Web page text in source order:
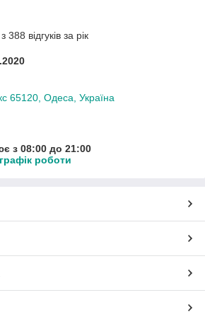
відгуків за рік
65120, Одеса, Україна
з 08:00 до 21:00
роботи